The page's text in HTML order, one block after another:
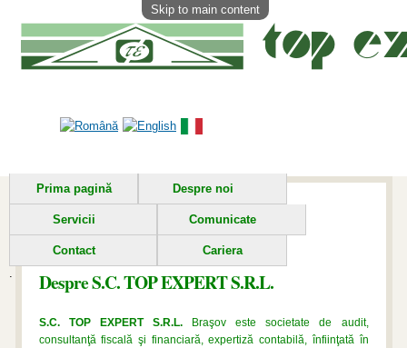
Skip to main content
Prima pagină Despre noi
Servicii Comunicate
Contact Cariera
Despre S.C. TOP EXPERT S.R.L.
S.C. TOP EXPERT S.R.L.Braşov este societate de audit,
consultanţă fiscală şi financiară, expertiză contabilă, înfiinţată în